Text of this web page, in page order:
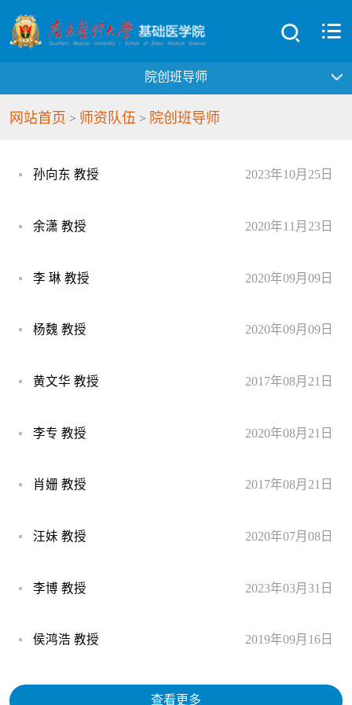
院创班导师
网站首页 > 师资队伍 > 院创班导师
孙向东 教授 2023年10月25日
余潇 教授 2020年11月23日
李 琳 教授 2020年09月09日
杨魏 教授 2020年09月09日
黄文华 教授 2017年08月21日
李专 教授 2020年08月21日
肖姗 教授 2017年08月21日
汪妹 教授 2020年07月08日
李博 教授 2023年03月31日
侯鸿浩 教授 2019年09月16日
查看更多